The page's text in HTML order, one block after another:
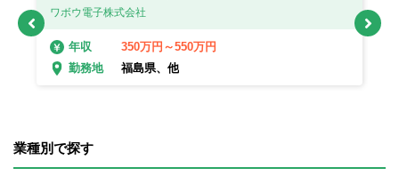
ワボウ電子株式会社
年収
350万円～550万円
勤務地
福島県、他
業種別で探す